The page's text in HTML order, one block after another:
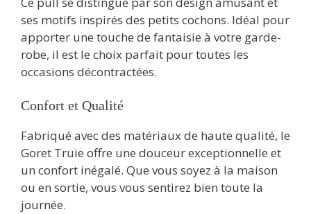
ses motifs inspirés des petits cochons. Idéal pour
apporter une touche de fantaisie à votre garde-
robe, il est le choix parfait pour toutes les
occasions décontractées.
Confort et Qualité
Fabriqué avec des matériaux de haute qualité, le
Goret Truie offre une douceur exceptionnelle et
un confort inégalé. Que vous soyez à la maison
ou en sortie, vous vous sentirez bien toute la
journée.